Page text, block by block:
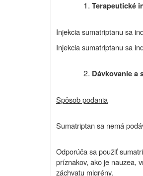
Terapeutické
Injekcia sumatriptanu sa
Injekcia sumatriptanu sa
Dávkovanie a
Spôsob podania
Sumatriptan sa nemá
Odporúča sa použiť
príznakov, ako je nauzea,
záchvatu migrény.